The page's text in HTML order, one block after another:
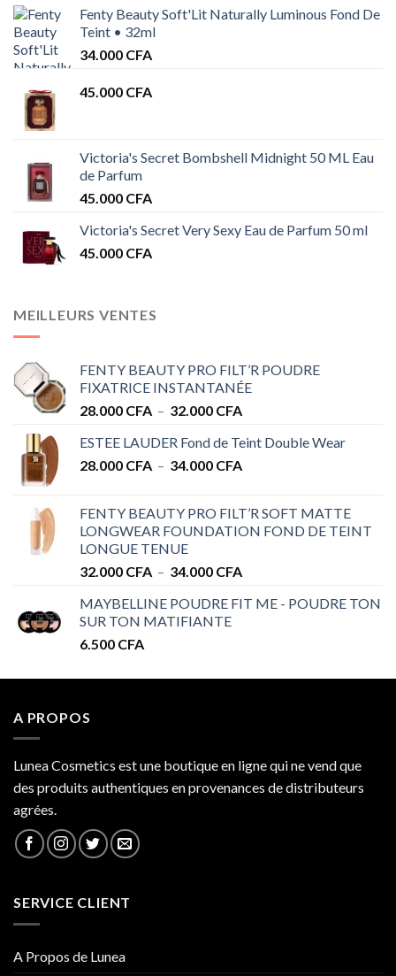
Fenty Beauty Soft'Lit Naturally Luminous Fond De
Teint • 32ml
34.000 CFA
45.000 CFA
Victoria's Secret Bombshell Midnight 50 ML Eau
de Parfum
45.000 CFA
Victoria's Secret Very Sexy Eau de Parfum 50 ml
45.000 CFA
MEILLEURS VENTES
FENTY BEAUTY PRO FILT’R POUDRE
FIXATRICE INSTANTANÉE
28.000 CFA – 32.000 CFA
prix :
28.000 CFA
ESTEE LAUDER Fond de Teint Double Wear
28.000 CFA – 34.000 CFA
28.000 CFA
à
FENTY BEAUTY PRO FILT’R SOFT MATTE
LONGWEAR FOUNDATION FOND DE TEINT
LONGUE TENUE
32.000 CFA – 34.000 CFA
prix :
MAYBELLINE POUDRE FIT ME - POUDRE TON
SUR TON MATIFIANTE
6.500 CFA
A PROPOS
Lunea Cosmetics est une boutique en ligne qui ne vend que
des produits authentiques en provenances de distributeurs
agrées.
SERVICE CLIENT
A Propos de Lunea